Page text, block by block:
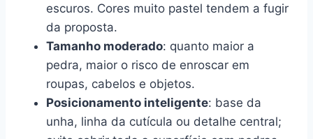
escuros. Cores muito pastel tendem a fugir
da proposta.
Tamanho moderado: quanto maior a
pedra, maior o risco de enroscar em
roupas, cabelos e objetos.
Posicionamento inteligente: base da
unha, linha da cutícula ou detalhe central;